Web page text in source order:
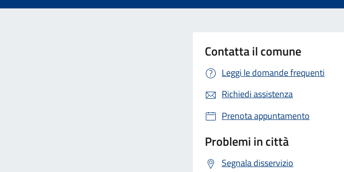
Contatta il comune
Leggi le domande frequenti
Richiedi assistenza
Prenota appuntamento
Problemi in città
Segnala disservizio